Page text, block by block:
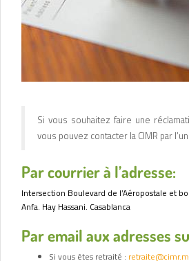
Si vous souhaitez faire une
vous pouvez contacter la CIMR par
Par courrier à l’adresse:
Intersection Boulevard de l’Aéropostale et
Anfa. Hay Hassani. Casablanca
Par email aux adresses
Si vous êtes retraité :